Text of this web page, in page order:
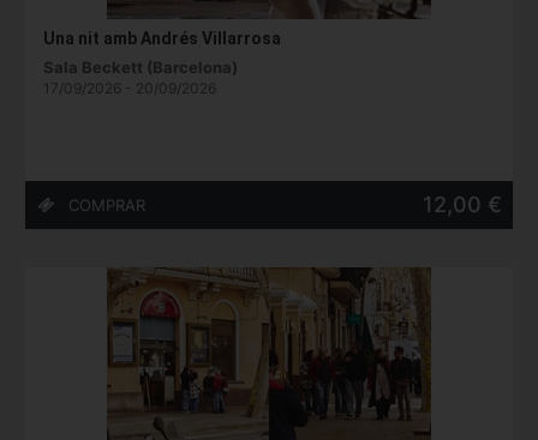
Una nit amb Andrés Villarrosa
Sala Beckett (Barcelona)
17/09/2026 - 20/09/2026
12,00 €